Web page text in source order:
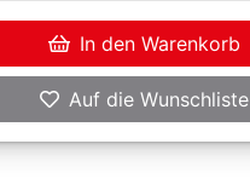
In den Warenkorb
Auf die Wunschliste